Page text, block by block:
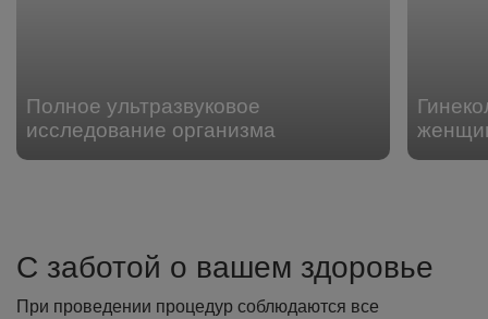
Полное ультразвуковое
исследование организма
С заботой о вашем здоровье
При проведении процедур соблюдаются все